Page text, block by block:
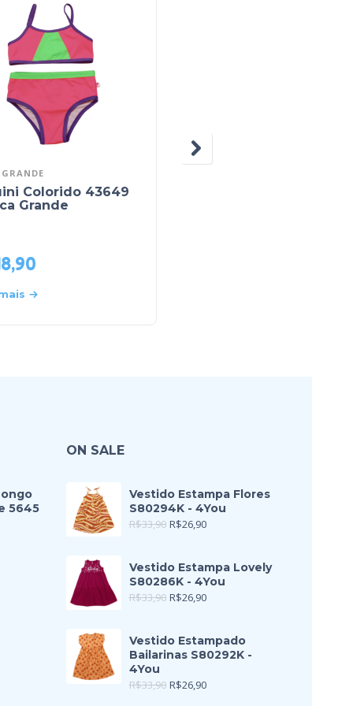
Colorido 43649
Grande
5645
ON SALE
Vestido Estampa Flores
S80294K - 4You
R$33,90 R$26,90
Vestido Estampa Lovely
S80286K - 4You
R$33,90 R$26,90
Vestido Estampado
Bailarinas S80292K -
4You
R$33,90 R$26,90